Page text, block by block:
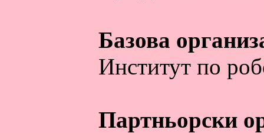
Базова
Институт по
Партньорски